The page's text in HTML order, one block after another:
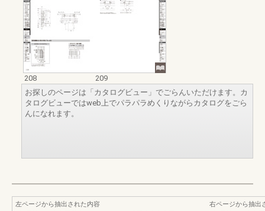
208
209
お探しのページは「カタログビュー」でごらんいただけます。カ
タログビューではweb上でパラパラめくりながらカタログをごら
んになれます。
左ページから抽出された内容
右ページから抽出